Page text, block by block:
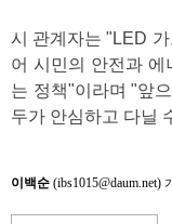
시 관계자는 "LED
어 시민의 안전과
는 정책"이라며 "앞
두가 안심하고 다닐
이백순 (ibs1015@daum.net)